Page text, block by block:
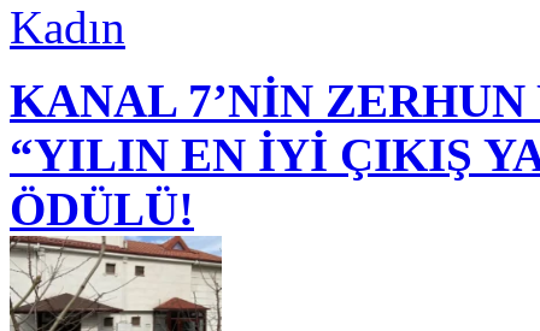
Kadın
KANAL 7’NİN
“YILIN EN İYİ ÇIKIŞ
ÖDÜLÜ!